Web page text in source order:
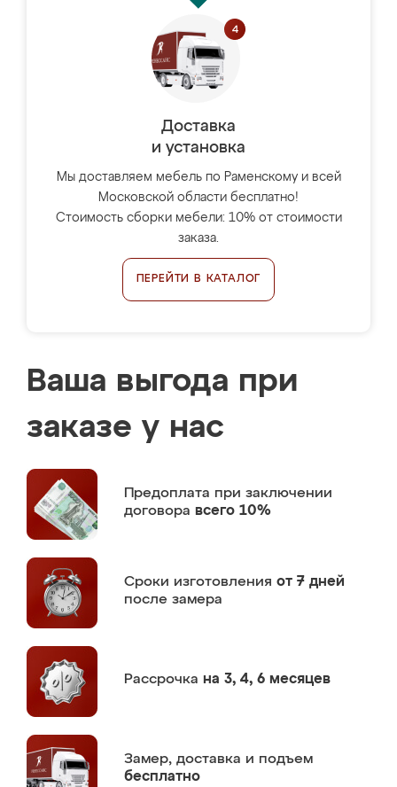
Доставка
и установка
Мы доставляем мебель по Раменскому и всей
Московской области бесплатно!
Стоимость сборки мебели: 10% от стоимости
заказа.
ПЕРЕЙТИ В КАТАЛОГ
Ваша выгода при
заказе у нас
Предоплата при заключении
договора всего 10%
Сроки изготовления от 7 дней
после замера
Рассрочка на 3, 4, 6 месяцев
Замер, доставка и подъем
бесплатно